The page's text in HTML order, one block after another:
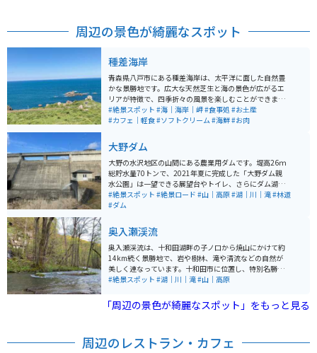
周辺の景色が綺麗なスポット
種差海岸
青森県八戸市にある種差海岸は、太平洋に面した自然豊
かな景勝地です。広大な天然芝生と海の景色が広がるエ
リアが特徴で、四季折々の風景を楽しむことができま
す。芝生エリアでは散策や休憩ができ、ペットと散歩を
楽しむ人やピクニックをする人の姿も見られます。開放
れています。 周辺には飲食施設も点在しており、ミチル
種差ではパスタなどの食事が楽しめます。また、近隣に
は海鮮料理を提供する飲食店やジェラートなどの軽食を
楽しめる場所もあり、観光の合間の休憩にも便利です。
宿泊施設もあるため、滞在型の観光にも対応していま
す。
#絶景スポット #海｜海岸｜岬#食事処 #お土産
#カフェ｜軽食#ソフトクリーム#海鮮#お肉
大野ダム
大野の水沢地区の山間にある農業用ダムです。堤高26ｍ
総貯水量70トンで、2021年夏に完成した「大野ダム親
水公園」は一望できる展望台やトイレ、さらにダム湖周
辺を散策することのできる遊歩道が整備されています。
#絶景スポット #絶景ロード #山｜高原#湖｜川｜滝#林道
#ダム
奥入瀬渓流
奥入瀬渓流は、十和田湖畔の子ノ口から焼山にかけて約
14km続く景勝地で、岩や樹林、滝や清流などの自然が
美しく連なっています。十和田市に位置し、特別名勝や
天然記念物として国から指定されており、観光地として
道が整備されており「銚子大滝」や「阿修羅の流れ」な
どの名所を含む多彩な景色を楽しむことができます。四
#絶景スポット #湖｜川｜滝#山｜高原
「周辺の景色が綺麗なスポット」をもっと見る
周辺のレストラン・カフェ